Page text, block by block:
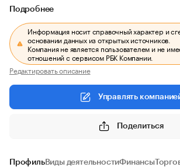
Подробнее
Информация носит справочный характер и
основании данных из открытых источников.
Компания не является пользователем и не
отношений с сервисом РБК Компании.
Редактировать описание
Управлять
Поделиться
ПрофильВиды деятельностиФинансы